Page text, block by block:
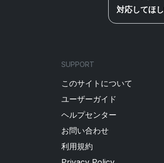
対応してほ
SUPPORT
このサイトについて
ユーザーガイド
ヘルプセンター
お問い合わせ
利用規約